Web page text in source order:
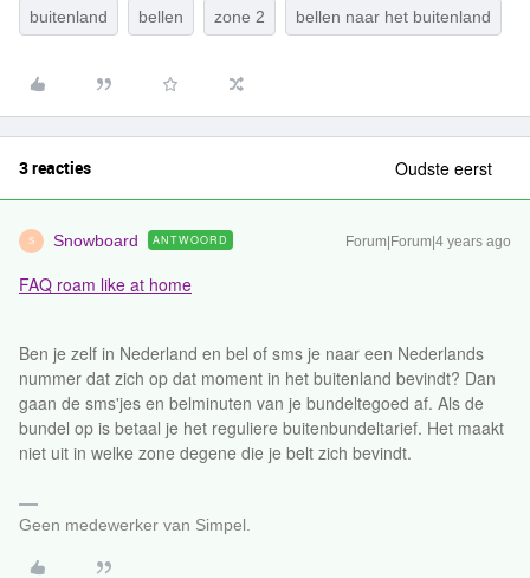
buitenland bellen zone 2 bellen naar het buitenland
3 reacties Oudste eerst
S Snowboard ANTWOORD Forum|Forum|4 years ago
FAQ roam like at home
Ben je zelf in Nederland en bel of sms je naar een Nederlands
nummer dat zich op dat moment in het buitenland bevindt? Dan
gaan de sms'jes en belminuten van je bundeltegoed af. Als de
bundel op is betaal je het reguliere buitenbundeltarief. Het maakt
niet uit in welke zone degene die je belt zich bevindt.
Geen medewerker van Simpel.